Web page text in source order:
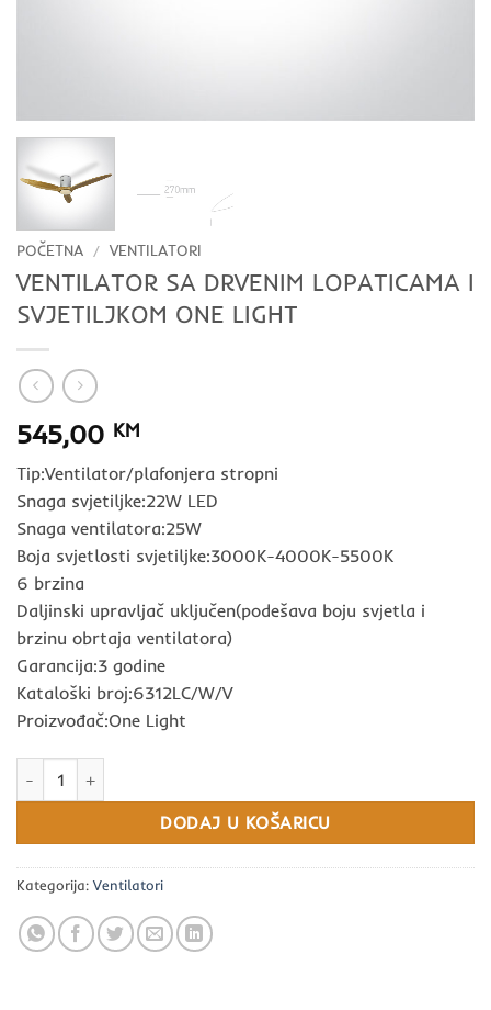
POČETNA / VENTILATORI
VENTILATOR SA DRVENIM LOPATICAMA I
SVJETILJKOM ONE LIGHT
545,00 KM
Tip:Ventilator/plafonjera stropni
Snaga svjetiljke:22W LED
Snaga ventilatora:25W
Boja svjetlosti svjetiljke:3000K-4000K-5500K
6 brzina
Daljinski upravljač uključen(podešava boju svjetla i
brzinu obrtaja ventilatora)
Garancija:3 godine
Kataloški broj:6312LC/W/V
Proizvođač:One Light
DODAJ U KOŠARICU
Kategorija: Ventilatori